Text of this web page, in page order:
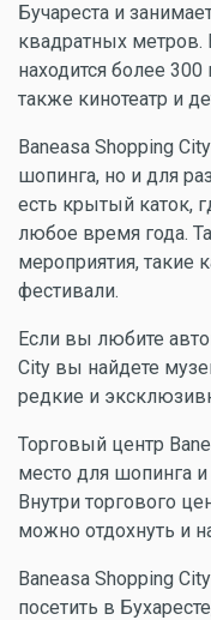
Бучареста и
квадратных метров.
находится более
также кинотеатр и
Baneasa Shopping
шопинга, но и для
есть крытый каток,
любое время года.
мероприятия, такие
фестивали.
Если вы любите
City вы найдете
редкие и
Торговый центр
место для шопинга
Внутри торгового
можно отдохнуть и
Baneasa Shopping
посетить в